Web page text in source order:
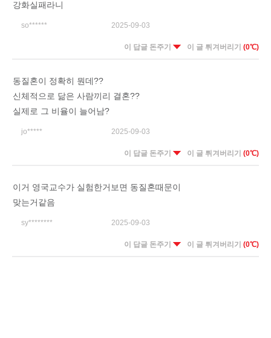
강화실패라니
so****** 2025-09-03
이 답글 돈주기 이 글 튀겨버리기 (0℃)
동질혼이 정확히 뭔데??
신체적으로 닮은 사람끼리 결혼??
실제로 그 비율이 늘어남?
jo***** 2025-09-03
이 답글 돈주기 이 글 튀겨버리기 (0℃)
이거 영국교수가 실험한거보면 동질혼때문이
맞는거같음
sy******** 2025-09-03
이 답글 돈주기 이 글 튀겨버리기 (0℃)